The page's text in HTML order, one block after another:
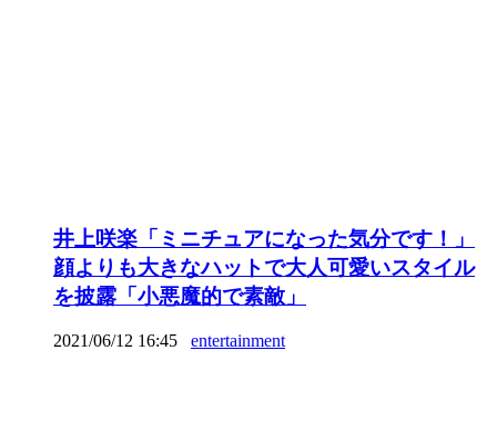
井上咲楽「ミニチュアになった気分です！」
顔よりも大きなハットで大人可愛いスタイル
を披露「小悪魔的で素敵」
2021/06/12 16:45 entertainment